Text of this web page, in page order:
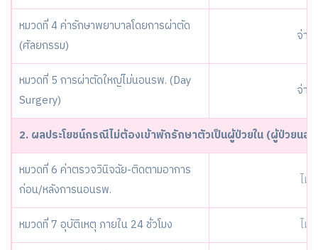
หมวดที่ 4 ค่ารักษาพยาบาลโดยการผ่าตัด
(ศัลยกรรม)
จ่า
หมวดที่ 5 การผ่าตัดใหญ่ไม่นอนรพ. (Day
Surgery)
จ่า
2. ผลประโยชน์กรณีไม่ต้องเข้าพักรักษาตัวเป็นผู้ป่วยใน (ผู้ป่วยนอ
หมวดที่ 6 ค่าตรวจวินิจฉัย-ติดตามอาการ
ก่อน/หลังการนอนรพ.
ไม่
หมวดที่ 7 อุบัติเหตุ ภายใน 24 ชั่วโมง
ไม่